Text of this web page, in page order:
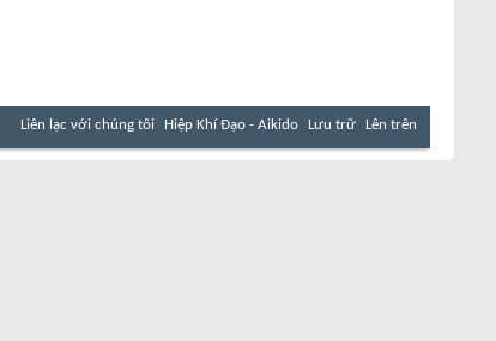
Liên lạc với chúng tôi Hiệp Khí Đạo - Aikido Lưu trữ Lên trên